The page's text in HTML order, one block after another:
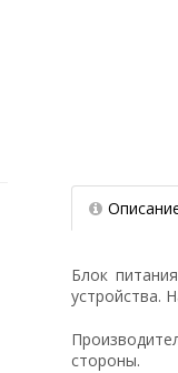
Блок
устройства.
стороны.